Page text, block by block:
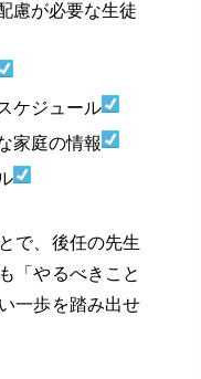
慮が必要な生徒
ケジュール
家庭の情報
で、後任の先生
「やるべきこと
一歩を踏み出せ